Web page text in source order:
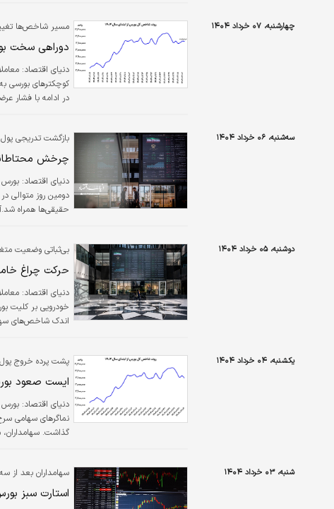
نتایج مثبت از…
چهارشنبه، ۰۷ خرداد ۱۴۰۴ مسیر شاخص‌ها
دوراهی سخت
دنیای اقتصاد:
در ادامه با فشار
انتهای…
سه‌شنبه، ۰۶ خرداد ۱۴۰۴ بازگشت تدریجی پول
چرخش
دنیای اقتصاد: بورس
دومین روز متوالی
حقیقی‌­ها همراه
سنگین هفته‌های
دوشنبه، ۰۵ خرداد ۱۴۰۴ بی‌ثباتی وضعیت
حرکت چراغ
دنیای اقتصاد:
خودرویی بر کلیت
شد.
یکشنبه، ۰۴ خرداد ۱۴۰۴ پشت پرده خروج پول
ایست صعود
دنیای اقتصاد:
گذاشت. سهامداران،
بورس تهران در روز
شنبه، ۰۳ خرداد ۱۴۰۴ سهامداران بعد از
استارت سبز